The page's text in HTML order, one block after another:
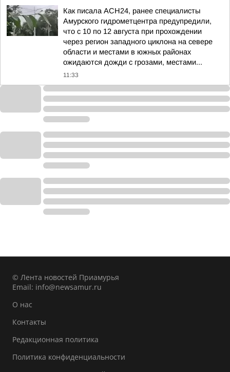
Как писала АСН24, ранее специалисты
Амурского гидрометцентра предупредили,
что с 10 по 12 августа при прохождении
через регион западного циклона на севере
области и местами в южных районах
ожидаются дожди с грозами, местами...
11:33
© Лента новостей Приамурья
Email: info@newsamur.ru
О нас
Контакты
Редакционная политика
Политика конфиденциальности